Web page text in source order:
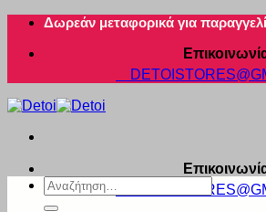
Μετάβαση
περιεχόμενο
Δωρεάν μεταφορικά για
Αναζήτηση
για: